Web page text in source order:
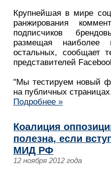
Крупнейшая в мире
ранжирования
подписчиков
размещая наиболее
остальных, сообщает
представителей
"Мы тестируем новый
на публичных
Подробнее »
Коалиция
полезна, если
МИД РФ
12 ноября 2012 года